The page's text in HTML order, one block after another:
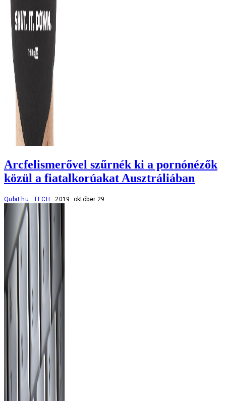
Arcfelismerővel szűrnék ki a pornónézők
közül a fiatalkorúakat Ausztráliában
Qubit.hu TECH 2019. október 29.